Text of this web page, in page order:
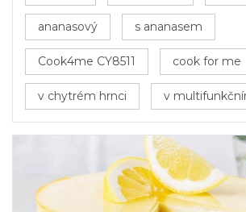
ananasový s ananasem
Cook4me CY8511 cook for me
v chytrém hrnci v